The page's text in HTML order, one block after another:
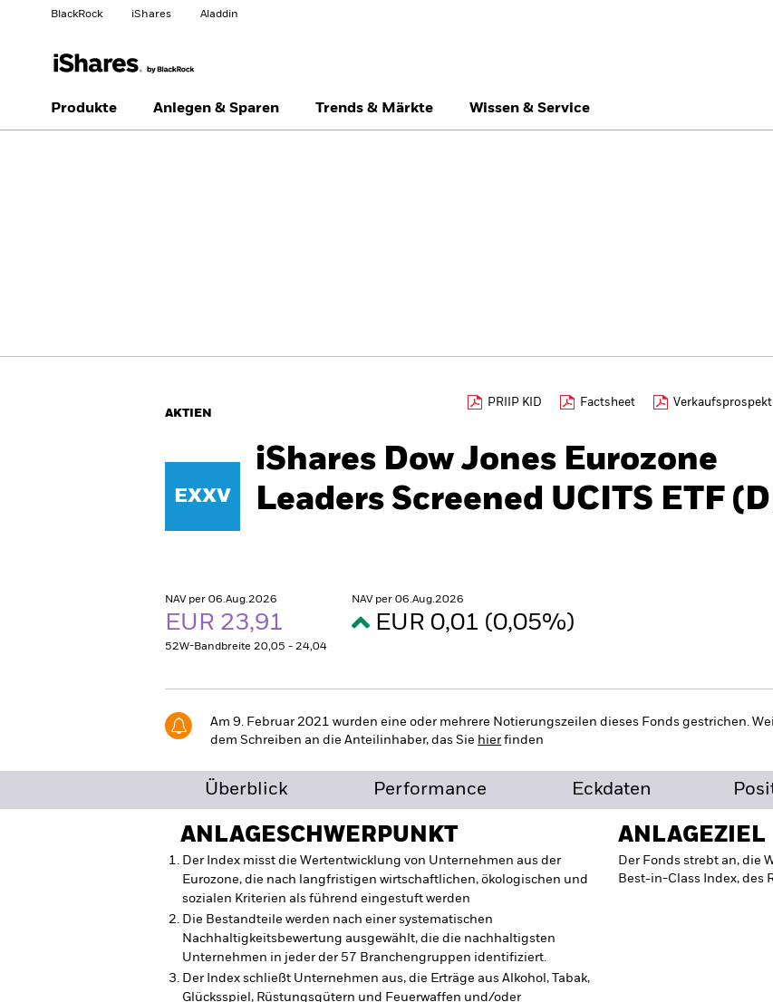
BlackRock iShares Aladdin
Land ändern
Produkte Anlegen & Sparen Trends & Märkte Wissen & Service
AKTIEN
PRIIP KID Factsheet Verkaufsprospekt
EXXV
iShares Dow Jones Eurozone
Leaders Screened UCITS ETF
NAV per 06.Aug.2026
EUR 23,91
52W-Bandbreite 20,05 - 24,04
NAV per 06.Aug.2026
EUR 0,01 (0,05%)
Am 9. Februar 2021 wurden eine oder mehrere Notierungszeilen dieses Fonds gestrichen.
dem Schreiben an die Anteilinhaber, das Sie hier finden
Überblick Performance Eckdaten
ANLAGESCHWERPUNKT
Der Index misst die Wertentwicklung von Unternehmen aus der
Eurozone, die nach langfristigen wirtschaftlichen, ökologischen und
sozialen Kriterien als führend eingestuft werden
Die Bestandteile werden nach einer systematischen
Nachhaltigkeitsbewertung ausgewählt, die die nachhaltigsten
Unternehmen in jeder der 57 Branchengruppen identifiziert.
Der Index schließt Unternehmen aus, die Erträge aus Alkohol, Tabak,
Glücksspiel, Rüstungsgütern und Feuerwaffen und/oder
ANLAGEZIEL
Der Fonds strebt an, die
Best-in-Class Index, des